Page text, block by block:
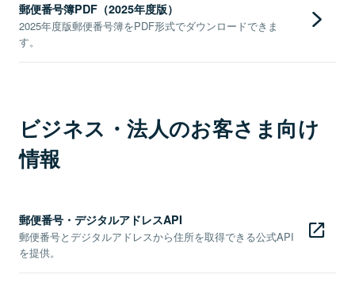
郵便番号簿PDF（2025年度版）
2025年度版郵便番号簿をPDF形式でダウンロードできま
す。
ビジネス・法人のお客さま向け
情報
郵便番号・デジタルアドレスAPI
郵便番号とデジタルアドレスから住所を取得できる公式API
を提供。